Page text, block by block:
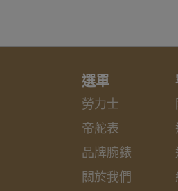
選單
勞力士
帝舵表
品牌腕錶
關於我們